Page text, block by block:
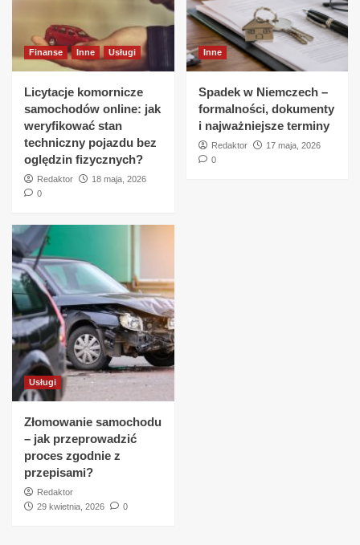
Finanse Inne Usługi
Licytacje komornicze
samochodów online: jak
weryfikować stan
techniczny pojazdu bez
oględzin fizycznych?
Redaktor
18 maja, 2026
0
Inne
Spadek w Niemczech –
formalności, dokumenty
i najważniejsze terminy
Redaktor
17 maja, 2026
0
Usługi
Złomowanie samochodu
– jak przeprowadzić
proces zgodnie z
przepisami?
Redaktor
29 kwietnia, 2026
0